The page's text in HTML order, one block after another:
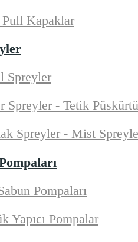
Pull Kapaklar
Spreyler
Spreyler - Tetik
Spreyler - Mist
Pompaları
Yapıcı Pompalar